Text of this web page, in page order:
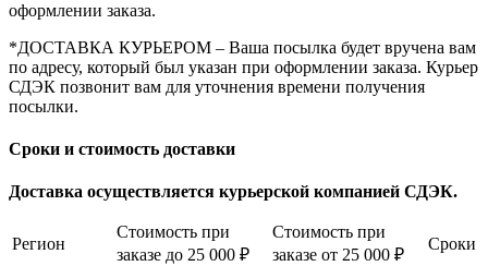
оформлении заказа.
*ДОСТАВКА КУРЬЕРОМ – Ваша посылка будет вручена вам
по адресу, который был указан при оформлении заказа. Курьер
СДЭК позвонит вам для уточнения времени получения
посылки.
Сроки и стоимость доставки
Доставка осуществляется курьерской компанией СДЭК.
Регион
Стоимость при
заказе до 25 000 ₽
Стоимость при
заказе от 25 000 ₽
Сроки